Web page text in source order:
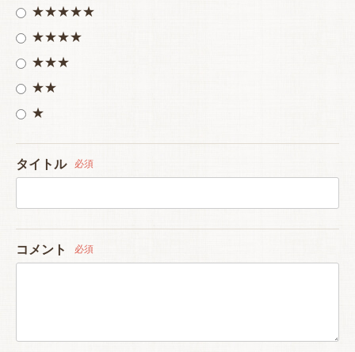
★★★★★
★★★★
★★★
★★
★
タイトル 必須
コメント 必須